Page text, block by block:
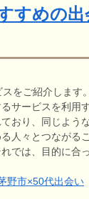
すめの
をご紹介しま
サービスを利用
おり、同じよう
人々とつなが
では、目的に
野市×50代出会い